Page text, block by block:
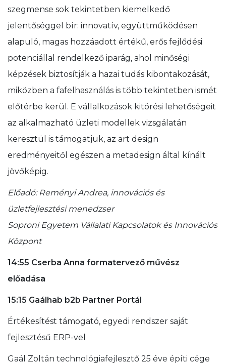
szegmense sok tekintetben kiemelkedő
jelentőséggel bír: innovatív, együttműködésen
alapuló, magas hozzáadott értékű, erős fejlődési
potenciállal rendelkező iparág, ahol minőségi
képzések biztosítják a hazai tudás kibontakozását,
miközben a fafelhasználás is több tekintetben ismét
előtérbe kerül. E vállalkozások kitörési lehetőségeit
az alkalmazható üzleti modellek vizsgálatán
keresztül is támogatjuk, az art design
eredményeitől egészen a metadesign által kínált
jövőképig.
Előadó: Reményi Andrea, innovációs és
üzletfejlesztési menedzser
Soproni Egyetem Vállalati Kapcsolatok és Innovációs
Központ
14:55 Cserba Anna formatervező művész
előadása
15:15 Gaálhab b2b Partner Portál
Értékesítést támogató, egyedi rendszer saját
fejlesztésű ERP-vel
Gaál Zoltán technológiafejlesztő 25 éve építi cége